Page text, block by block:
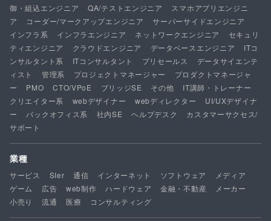
御・組込エンジニア
QA/テストエンジニア
スマホアプリエンジニ
ア
コーダー/マークアップエンジニア
サーバーサイドエンジニア
インフラ系
インフラエンジニア ネットワークエンジニア
セキュリ
ティエンジニア
クラウドエンジニア データベースエンジニア
ITコ
ンサルタント系
ITコンサルタント プリセールス
データサイエンテ
ィスト
管理系 プロジェクトマネージャー
プロダクトマネージャ
ー
PMO CTO/VPoE ブリッジSE その他
IT講師・トレーナー
クリエイター系
webデザイナー webディレクター
UI/UXデザイナ
ー
バックオフィス系 社内SE ヘルプデスク
カスタマーサクセス/
サポート
業種
サービス SIer 通信 インターネット ソフトウェア
メディア
ゲーム
広告 web制作 ハードウェア 金融・不動産
メーカー
小売り
流通 医療 コンサルティング